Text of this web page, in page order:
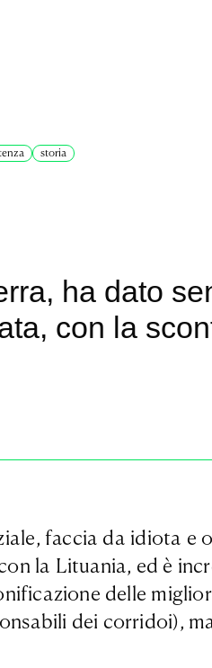
storia
ha dato
con la
faccia da idiota e
la Lituania, ed è
delle
dei corridoi),